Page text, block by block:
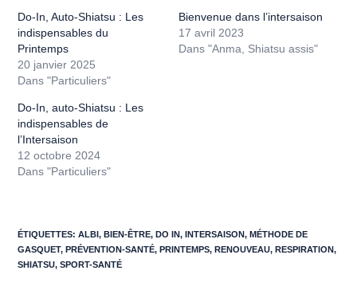
Do-In, Auto-Shiatsu : Les
indispensables du
Printemps
20 janvier 2025
Dans "Particuliers"
Bienvenue dans l’intersaison
17 avril 2023
Dans "Anma, Shiatsu assis"
Do-In, auto-Shiatsu : Les
indispensables de
l’Intersaison
12 octobre 2024
Dans "Particuliers"
ÉTIQUETTES:ALBI, BIEN-ÊTRE, DO IN, INTERSAISON, MÉTHODE DE
GASQUET, PRÉVENTION-SANTÉ, PRINTEMPS, RENOUVEAU, RESPIRATION,
SHIATSU, SPORT-SANTÉ